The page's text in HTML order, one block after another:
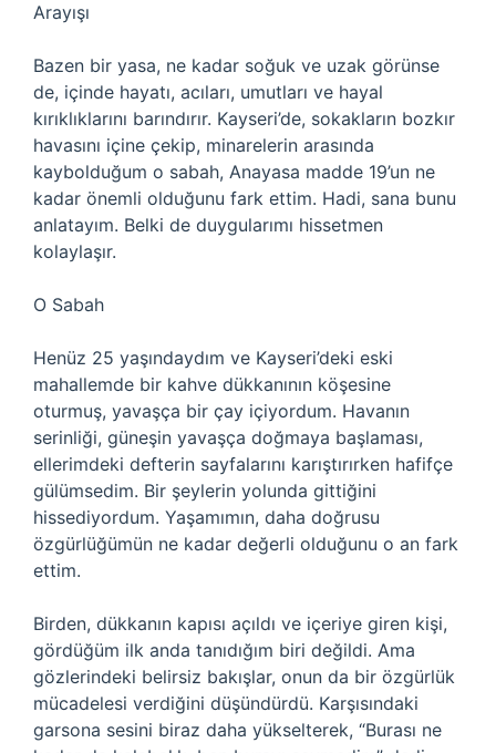
Arayışı
Bazen bir yasa, ne kadar soğuk ve uzak görünse
de, içinde hayatı, acıları, umutları ve hayal
kırıklıklarını barındırır. Kayseri’de, sokakların bozkır
havasını içine çekip, minarelerin arasında
kaybolduğum o sabah, Anayasa madde 19’un ne
kadar önemli olduğunu fark ettim. Hadi, sana bunu
anlatayım. Belki de duygularımı hissetmen
kolaylaşır.
O Sabah
Henüz 25 yaşındaydım ve Kayseri’deki eski
mahallemde bir kahve dükkanının köşesine
oturmuş, yavaşça bir çay içiyordum. Havanın
serinliği, güneşin yavaşça doğmaya başlaması,
ellerimdeki defterin sayfalarını karıştırırken hafifçe
gülümsedim. Bir şeylerin yolunda gittiğini
hissediyordum. Yaşamımın, daha doğrusu
özgürlüğümün ne kadar değerli olduğunu o an fark
ettim.
Birden, dükkanın kapısı açıldı ve içeriye giren kişi,
gördüğüm ilk anda tanıdığım biri değildi. Ama
gözlerindeki belirsiz bakışlar, onun da bir özgürlük
mücadelesi verdiğini düşündürdü. Karşısındaki
garsona sesini biraz daha yükselterek, “Burası ne